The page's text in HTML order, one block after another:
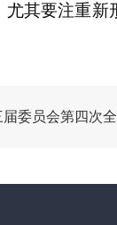
其要注重
委员会第四次